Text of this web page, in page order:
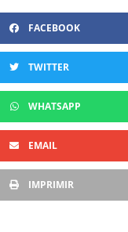
FACEBOOK
TWITTER
WHATSAPP
EMAIL
IMPRIMIR